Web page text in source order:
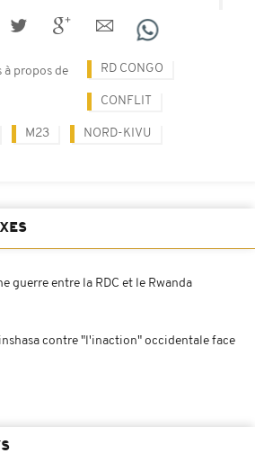
propos de RD CONGO
CONFLIT
M23 NORD-KIVU
guerre entre la RDC et le Rwanda
contre "l'inaction" occidentale face